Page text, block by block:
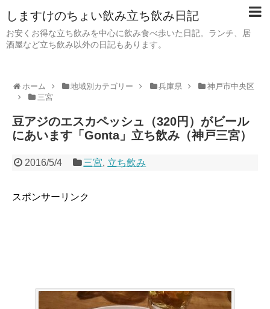
しますけのちょい飲み立ち飲み日記
お安くお得な立ち飲みを中心に飲み食べ歩いた日記。ランチ、居
酒屋など立ち飲み以外の日記もあります。
ホーム 地域別カテゴリー 兵庫県
神戸市中央区
三宮
豆アジのエスカペッシュ（320円）がビール
にあいます「Gonta」立ち飲み（神戸三宮）
2016/5/4 三宮, 立ち飲み
スポンサーリンク